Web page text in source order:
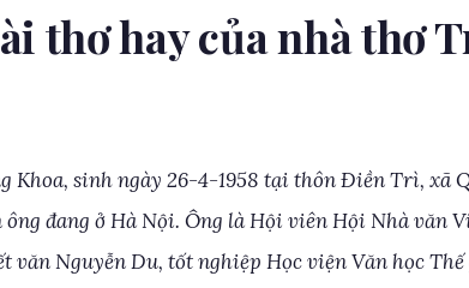
thơ hay của nhà thơ
Khoa, sinh ngày 26-4-1958 tại thôn Ðiền Trì, xã
đang ở Hà Nội. Ông là Hội viên Hội Nhà văn
văn Nguyễn Du, tốt nghiệp Học viện Văn học